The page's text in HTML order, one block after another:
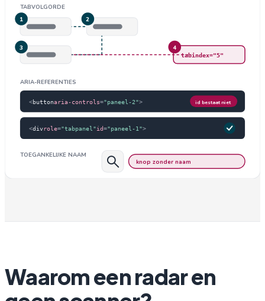
TABVOLGORDE
1
2
3
tabindex="5"
4
ARIA-REFERENTIES
<buttonaria-controls="paneel-2"> id bestaat niet
<divrole="tabpanel"id="paneel-1">
TOEGANKELIJKE NAAM
knop zonder naam
Waarom een radar en